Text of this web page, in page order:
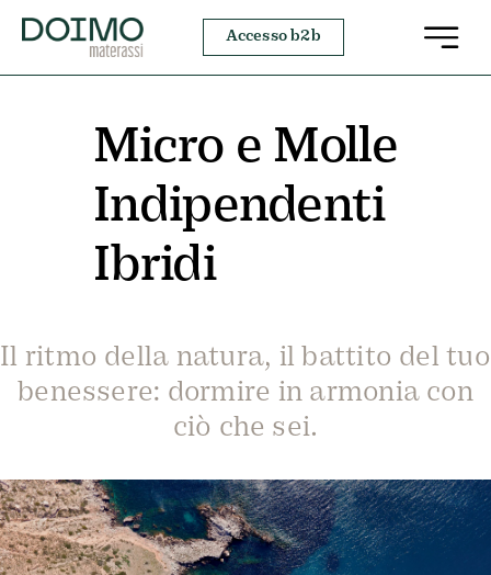
Salta
contenuto
Accesso b2b
Micro e Molle
Indipendenti
Ibridi
Il ritmo della natura, il battito del tuo
benessere: dormire in armonia con
ciò che sei.